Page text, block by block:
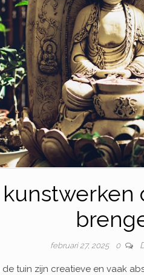
februari 27, 2025 0
tuin zijn creatieve en vaak